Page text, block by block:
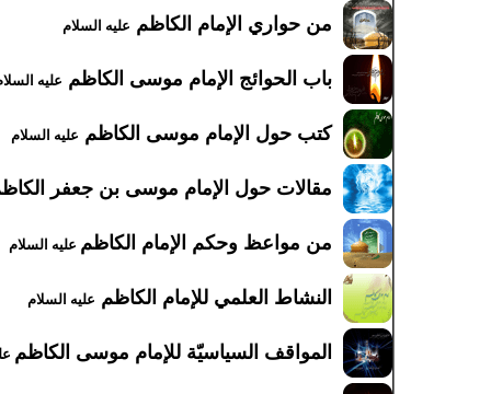
من حواري الإمام الكاظم عليه السلام
باب الحوائج الإمام موسى الكاظم عليه
كتب حول الإمام موسى الكاظم عليه السلام
مقالات حول الإمام موسى بن جعفر
من مواعظ وحكم الإمام الكاظم عليه السلام
النشاط العلمي للإمام الكاظم عليه السلام
المواقف السياسيّة للإمام موسى الكاظم